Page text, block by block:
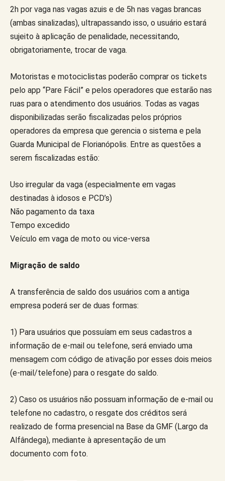
2h por vaga nas vagas azuis e de 5h nas vagas brancas
(ambas sinalizadas), ultrapassando isso, o usuário estará
sujeito à aplicação de penalidade, necessitando,
obrigatoriamente, trocar de vaga.
Motoristas e motociclistas poderão comprar os tickets
pelo app “Pare Fácil” e pelos operadores que estarão nas
ruas para o atendimento dos usuários. Todas as vagas
disponibilizadas serão fiscalizadas pelos próprios
operadores da empresa que gerencia o sistema e pela
Guarda Municipal de Florianópolis. Entre as questões a
serem fiscalizadas estão:
Uso irregular da vaga (especialmente em vagas
destinadas à idosos e PCD’s)
Não pagamento da taxa
Tempo excedido
Veículo em vaga de moto ou vice-versa
Migração de saldo
A transferência de saldo dos usuários com a antiga
empresa poderá ser de duas formas:
1) Para usuários que possuíam em seus cadastros a
informação de e-mail ou telefone, será enviado uma
mensagem com código de ativação por esses dois meios
(e-mail/telefone) para o resgate do saldo.
2) Caso os usuários não possuam informação de e-mail ou
telefone no cadastro, o resgate dos créditos será
realizado de forma presencial na Base da GMF (Largo da
Alfândega), mediante à apresentação de um
documento com foto.